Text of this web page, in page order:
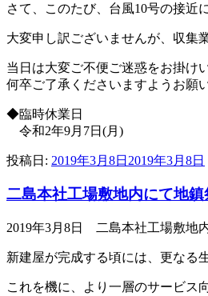
さて、このたび、台風10号の接近
大変申し訳ございませんが、収集
当日は大変ご不便ご迷惑をお掛け
何卒ご了承くださいますようお願
◆臨時休業日
令和2年9月7日(月)
投稿日: 2019年3月8日 2019年3月8日
二島本社工場敷地内にて地鎮
2019年3月8日 二島本社工場敷地
新建屋が完成する頃には、更なる
これを機に、より一層のサービス